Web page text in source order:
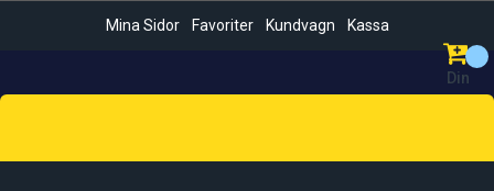
Mina Sidor Favoriter Kundvagn Kassa
Din
Kundvagn
Sök